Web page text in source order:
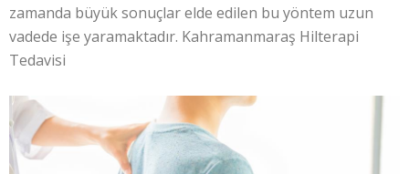
zamanda büyük sonuçlar elde edilen bu yöntem uzun
vadede işe yaramaktadır. Kahramanmaraş Hilterapi
Tedavisi